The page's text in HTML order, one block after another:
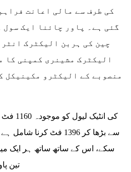
گئی ہے۔ پاور چائنا ایک سول
چین کی ہربن الیکٹرک
الیکٹرک مشینری کمپنی کا
منصوبے کے الیکٹرو مکینیکل
سے بڑھا کر 1396 فٹ
تین